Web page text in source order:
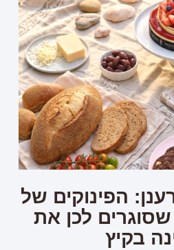
הפינוקים של
לכן את
בקיץ